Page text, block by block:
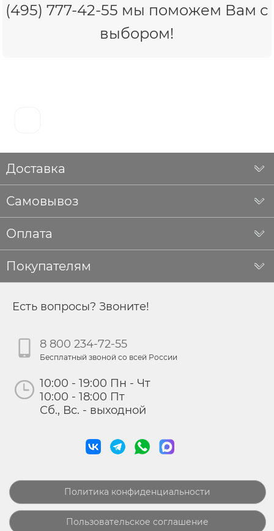
(495) 777-42-55 мы поможем Вам с
выбором!
Доставка
Самовывоз
Оплата
Покупателям
Есть вопросы? Звоните!
8 800 234-72-55
Бесплатный звоной со всей России
10:00 - 19:00 Пн - Чт
10:00 - 18:00 Пт
Сб., Вс. - выходной
Политика конфиденциальности
Пользовательское соглашение